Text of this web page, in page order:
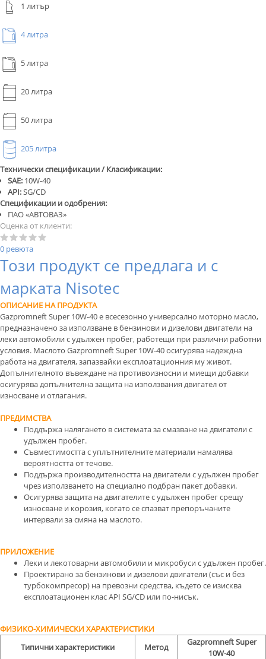
1 литър
4 литра
5 литра
20 литра
50 литра
205 литра
Технически спецификации / Класификации:
SAE: 10W-40
API:SG/CD
Спецификации и одобрения:
ПАО «АВТОВАЗ»
Оценка от клиенти:
0 ревюта
Този продукт се предлага и с
марката Nisotec
ОПИСАНИЕ НА ПРОДУКТА
Gazpromneft Super 10W-40 е всесезонно универсално моторно масло,
предназначено за използване в бензинови и дизелови двигатели на
леки автомобили с удължен пробег, работещи при различни работни
условия. Маслото Gazpromneft Super 10W-40 осигурява надеждна
работа на двигателя, запазвайки експлоатационния му живот.
Допълнителното въвеждане на противоизносни и миещи добавки
осигурява допълнителна защита на използвания двигател от
износване и отлагания.
ПРЕДИМСТВА
Поддържа налягането в системата за смазване на двигатели с
удължен пробег.
Съвместимостта с уплътнителните материали намалява
вероятността от течове.
Поддържа производителността на двигатели с удължен пробег
чрез използването на специално подбран пакет добавки.
Осигурява защита на двигателите с удължен пробег срещу
износване и корозия, когато се спазват препоръчаните
интервали за смяна на маслото.
ПРИЛОЖЕНИЕ
Леки и лекотоварни автомобили и микробуси с удължен пробег.
Проектирано за бензинови и дизелови двигатели (със и без
турбокомпресор) на превозни средства, където се изисква
експлоатационен клас API SG/CD или по-нисък.
ФИЗИКО-ХИМИЧЕСКИ ХАРАКТЕРИСТИКИ
Типични характеристики
Метод
Gazpromneft Super
10W-40